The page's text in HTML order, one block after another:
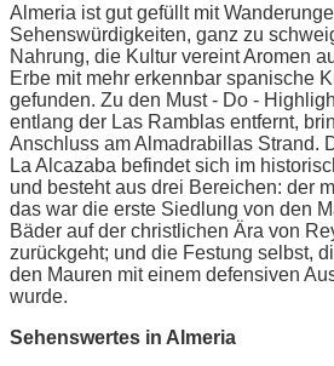
Almeria ist gut gefüllt mit
Sehenswürdigkeiten, ganz zu
Nahrung, die Kultur vereint Aromen
Erbe mit mehr erkennbar spanische
gefunden. Zu den Must - Do -
entlang der Las Ramblas entfernt,
Anschluss am Almadrabillas Strand.
La Alcazaba befindet sich im
und besteht aus drei Bereichen: der
das war die erste Siedlung von den
Bäder auf der christlichen Ära von
zurückgeht; und die Festung selbst,
den Mauren mit einem defensiven
wurde.
Sehenswertes in Almeria